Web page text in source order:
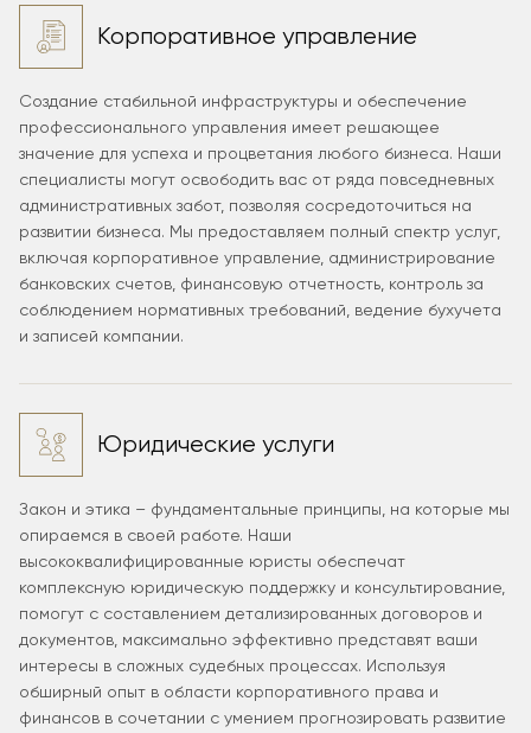
Корпоративное управление
Создание стабильной инфраструктуры и обеспечение
профессионального управления имеет решающее
значение для успеха и процветания любого бизнеса. Наши
специалисты могут освободить вас от ряда повседневных
административных забот, позволяя сосредоточиться на
развитии бизнеса. Мы предоставляем полный спектр услуг,
включая корпоративное управление, администрирование
банковских счетов, финансовую отчетность, контроль за
соблюдением нормативных требований, ведение бухучета
и записей компании.
Юридические услуги
Закон и этика – фундаментальные принципы, на которые мы
опираемся в своей работе. Наши
высококвалифицированные юристы обеспечат
комплексную юридическую поддержку и консультирование,
помогут с составлением детализированных договоров и
документов, максимально эффективно представят ваши
интересы в сложных судебных процессах. Используя
обширный опыт в области корпоративного права и
финансов в сочетании с умением прогнозировать развитие